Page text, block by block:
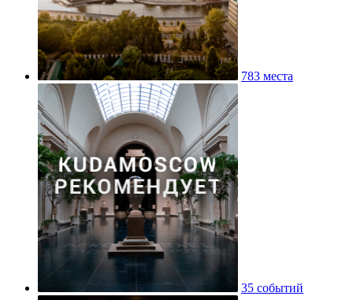
783 места
35 событий